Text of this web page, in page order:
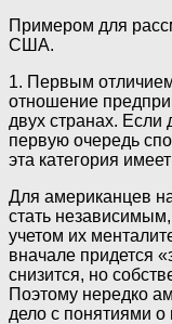
Примером для
США.
1. Первым
отношение
двух странах. Если
первую очередь
эта категория
Для американцев
стать
учетом их
вначале придется
снизится, но
Поэтому нередко
дело с понятиями о